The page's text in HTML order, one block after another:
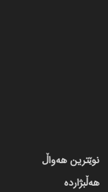
نوێترین هەواڵ
هەڵبژاردە